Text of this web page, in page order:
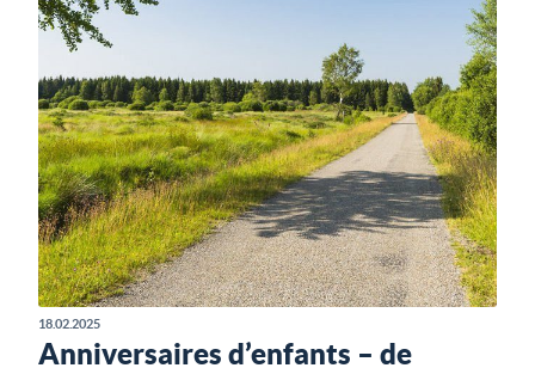
18.02.2025
Anniversaires d’enfants – de